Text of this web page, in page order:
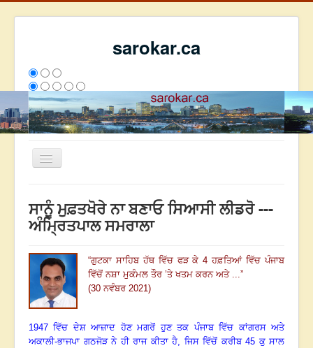
sarokar.ca
Toggle
ਰਚਨਾਵਾਂ
ਸਰੋਕਾਰ ਦੇ ਲੇਖਕ
ਸੰਪਰਕ
We have 84 guests and no members online
2804463
ਸਾਨੂੰ ਮੁਫ਼ਤਖੋਰੇ ਨਾ ਬਣਾਓ ਸਿਆਸੀ ਲੀਡਰੋ ---
ਅੰਮ੍ਰਿਤਪਾਲ ਸਮਰਾਲਾ
“ਗੁਟਕਾ ਸਾਹਿਬ ਹੱਥ ਵਿੱਚ ਫੜ ਕੇ4 ਹਫ਼ਤਿਆਂ ਵਿੱਚ ਪੰਜਾਬ
ਵਿੱਚੋਂ ਨਸ਼ਾ ਮੁਕੰਮਲ ਤੌਰ ’ਤੇ ਖਤਮ ਕਰਨ ਅਤੇ ...”
(30 ਨਵੰਬਰ 2021)
1947ਵਿੱਚ ਦੇਸ਼ ਆਜ਼ਾਦ ਹੋਣ ਮਗਰੋਂ ਹੁਣ ਤਕ ਪੰਜਾਬ ਵਿੱਚ ਕਾਂਗਰਸ ਅਤੇ
ਅਕਾਲੀ-ਭਾਜਪਾ ਗਠਜੋੜ ਨੇ ਹੀ ਰਾਜ ਕੀਤਾ ਹੈ, ਜਿਸ ਵਿੱਚੋਂ ਕਰੀਬ 45 ਕੁ ਸਾਲ